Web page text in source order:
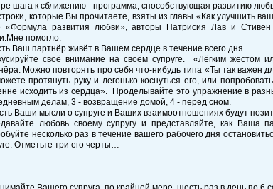
шага к сближению - программа, способствующая развитию
которые Вы прочитаете, взяты из главы «Как улучшить
«Формула развития любви», авторы Патрисия Лав и
помогло.
Ваш партнёр живёт в Вашем сердце в течение всего дня.
своё внимание на своём супруге. «Лёгким жестом
Можно повторять про себя что-нибудь типа «Ты так важен
протянуть руку и легонько коснуться его, или
исходить из сердца». Проделывайте это упражнение в
делам, 3 - возвращение домой, 4 - перед сном.
Ваши мысли о супруге и Ваших взаимоотношениях будут
любовь своему супругу и представляйте, как Ваша
несколько раз в течение вашего рабочего дня
Отметьте три его черты…